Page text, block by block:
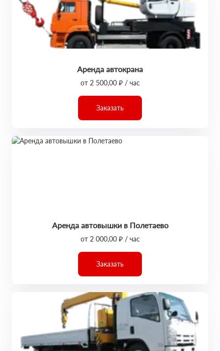
Аренда автокрана
от 2 500,00 ₽ / час
Заказать
Аренда автовышки в Полетаево
от 2 000,00 ₽ / час
Заказать